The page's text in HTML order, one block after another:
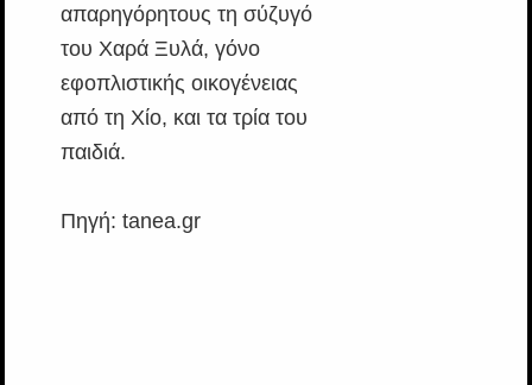
απαρηγόρητους τη σύζυγό
του Χαρά Ξυλά, γόνο
εφοπλιστικής οικογένειας
από τη Χίο, και τα τρία του
παιδιά.
Πηγή: tanea.gr